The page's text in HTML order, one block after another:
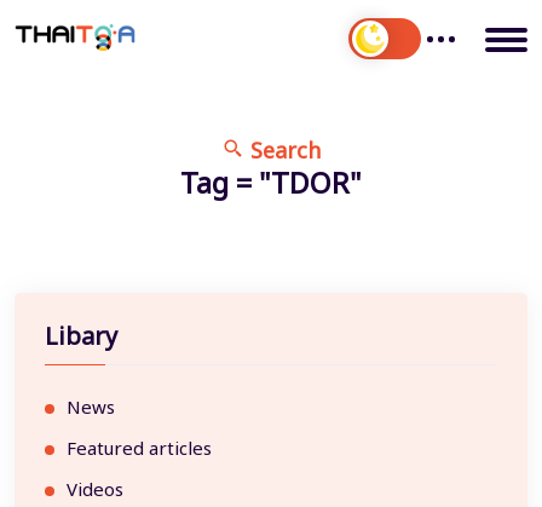
Search
Tag = "TDOR"
Libary
News
Featured articles
Videos